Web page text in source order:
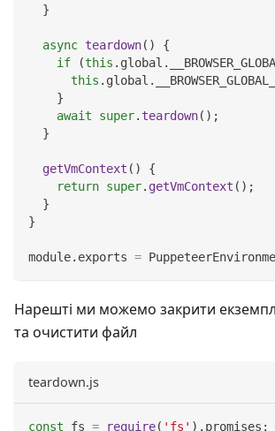
}
async teardown( )
{
if
(this . global .
this . global . __BROWSER_GLOBAL__
}
await
super. teardown( ) ;
}
getVmContext ( )
{
return super. getVmContext ( ) ;
}
}
module. exports =
Нарешті ми можемо закрити
та очистити файл
teardown.js
const fs = require( 'fs' ) . promises ;